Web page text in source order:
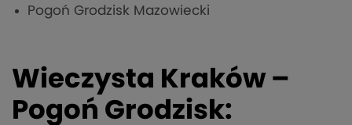
Pogoń Grodzisk Mazowiecki
Wieczysta Kraków –
Pogoń Grodzisk: